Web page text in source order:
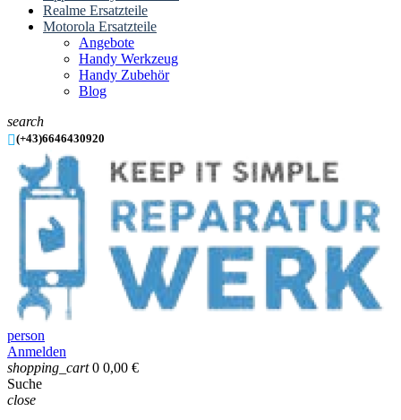
Realme Ersatzteile
Motorola Ersatzteile
Angebote
Handy Werkzeug
Handy Zubehör
Blog
search
(+43)6646430920
person
Anmelden
shopping_cart 0 0,00 €
Suche
close